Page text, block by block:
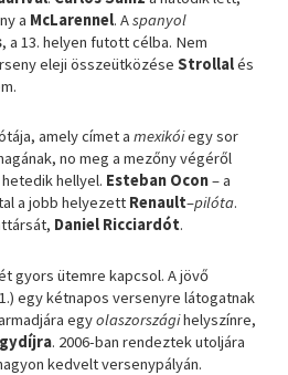
a McLarennel. Aspanyol
, a 13. helyen futott célba. Nem
eleji összeütközéseStrollalés
amely címet amexikóiegy sor
no meg a mezőny végéről
hellyel. Esteban Ocon– a
a jobb helyezett Renault–pilóta.
Daniel Ricciardót.
gyors ütemre kapcsol. A jövő
egy kétnapos versenyre látogatnak
egyolaszországihelyszínre,
. 2006-ban rendeztek utoljára
kedvelt versenypályán.